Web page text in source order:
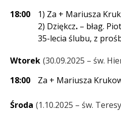
18:00
1) Za + Mariusza
2) Dziękcz. – błag.
35-lecia ślubu, z
Wtorek 30.09.2025 – św.
18:00
Za + Mariusza
Środa 1.10.2025 – św.